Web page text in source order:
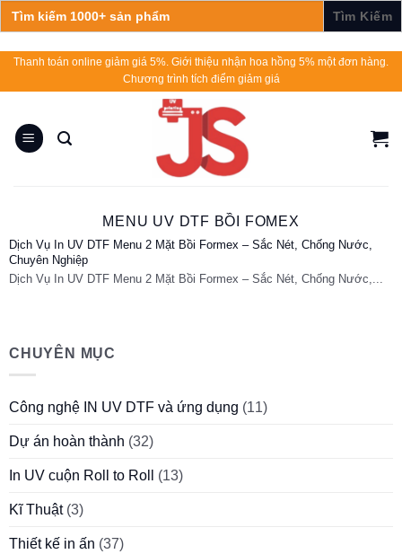
Search
for:
Skip
Thanh toán online giảm giá 5%. Giới thiệu nhận hoa hồng 5% một đơn hàng.
Chương trình tích điểm giảm giá
MENU UV DTF BỒI FOMEX
Dịch Vụ In UV DTF Menu 2 Mặt Bồi Formex – Sắc Nét, Chống Nước,
Chuyên Nghiệp
Dịch Vụ In UV DTF Menu 2 Mặt Bồi Formex – Sắc Nét, Chống Nước,...
CHUYÊN MỤC
Công nghệ IN UV DTF và ứng dụng (11)
Dự án hoàn thành (32)
In UV cuộn Roll to Roll (13)
Kĩ Thuật(3)
Thiết kế in ấn (37)